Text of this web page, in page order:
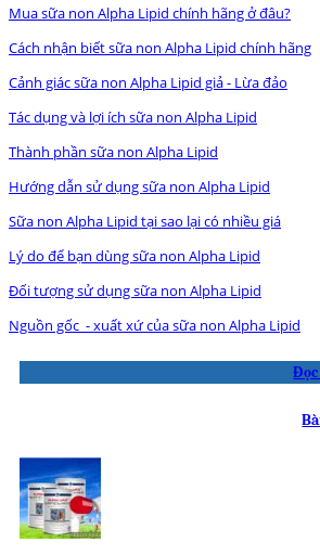
Mua sữa non Alpha Lipid chính hãng ở đâu?
Cách nhận biết sữa non Alpha Lipid chính hãng
Cảnh giác sữa non Alpha Lipid giả - Lừa đảo
Tác dụng và lợi ích sữa non Alpha Lipid
Thành phần sữa non Alpha Lipid
Hướng dẫn sử dụng sữa non Alpha Lipid
Sữa non Alpha Lipid tại sao lại có nhiều giá
Lý do để bạn dùng sữa non Alpha Lipid
Đối tượng sử dụng sữa non Alpha Lipid
Nguồn gốc - xuất xứ của sữa non Alpha Lipid